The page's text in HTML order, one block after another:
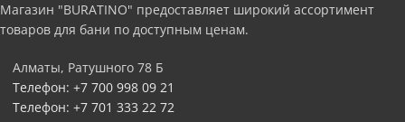
Магазин "BURATINO" предоставляет широкий ассортимент
товаров для бани по доступным ценам.
Алматы, Ратушного 78 Б
Телефон: +7 700 998 09 21
Телефон: +7 701 333 22 72